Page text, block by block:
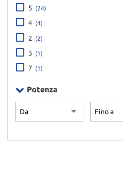
5 (24)
4 (4)
2 (2)
3 (1)
7 (1)
Potenza